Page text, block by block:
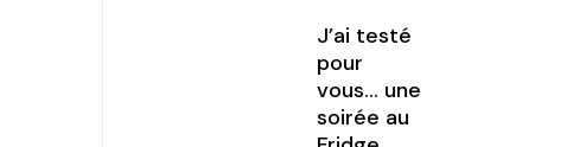
J’ai testé
pour
vous… une
soirée au